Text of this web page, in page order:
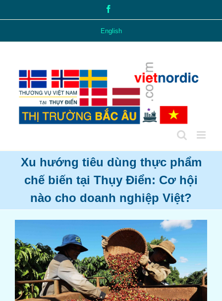
English
Xu hướng tiêu dùng thực phẩm
chế biến tại Thụy Điển: Cơ hội
nào cho doanh nghiệp Việt?
Larger
Image